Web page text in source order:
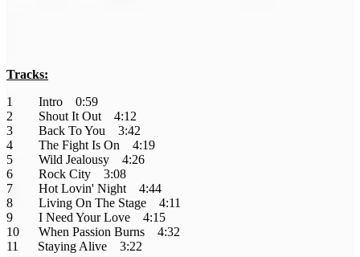
Tracks:
1 Intro 0:59
2 Shout It Out 4:12
3 Back To You 3:42
4 The Fight Is On 4:19
5 Wild Jealousy 4:26
6 Rock City 3:08
7 Hot Lovin' Night 4:44
8 Living On The Stage 4:11
9 I Need Your Love 4:15
10 When Passion Burns 4:32
11 Staying Alive 3:22